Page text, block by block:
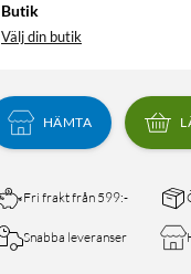
Butik
Välj din butik
HÄMTA
Fri frakt från 599:-
Snabba leveranser